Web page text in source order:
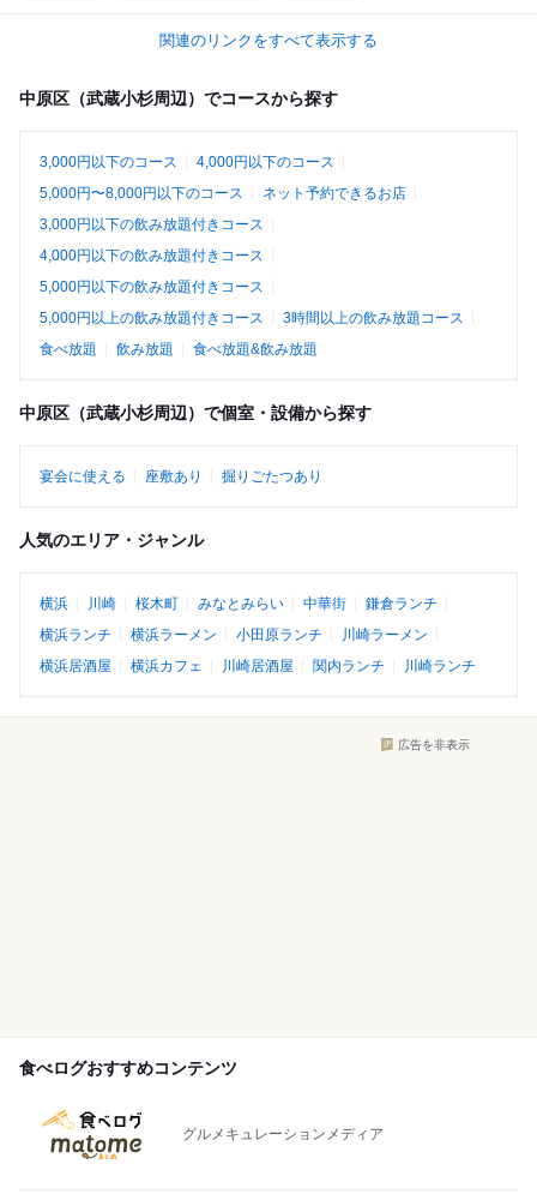
関連のリンクをすべて表示する
中原区（武蔵小杉周辺）でコースから探す
3,000円以下のコース
4,000円以下のコース
5,000円〜8,000円以下のコース
ネット予約できるお店
3,000円以下の飲み放題付きコース
4,000円以下の飲み放題付きコース
5,000円以下の飲み放題付きコース
5,000円以上の飲み放題付きコース
3時間以上の飲み放題コース
食べ放題
飲み放題 食べ放題&飲み放題
中原区（武蔵小杉周辺）で個室・設備から探す
宴会に使える 座敷あり 掘りごたつあり
人気のエリア・ジャンル
横浜 川崎 桜木町 みなとみらい 中華街
鎌倉ランチ
横浜ランチ
横浜ラーメン 小田原ランチ
川崎ラーメン
横浜居酒屋
横浜カフェ 川崎居酒屋 関内ランチ 川崎ランチ
広告を非表示
食べログおすすめコンテンツ
グルメキュレーションメディア